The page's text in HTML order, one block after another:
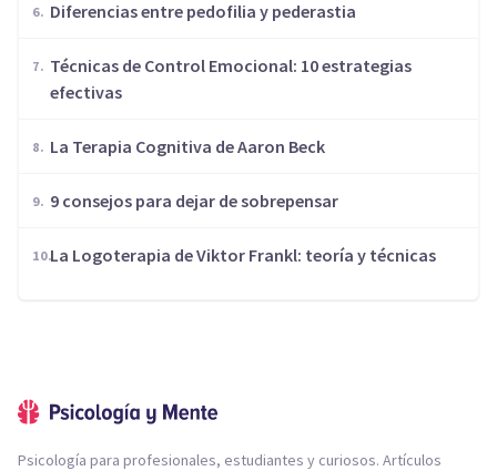
Diferencias entre pedofilia y pederastia
Técnicas de Control Emocional: 10 estrategias
efectivas
​La Terapia Cognitiva de Aaron Beck
9 consejos para dejar de sobrepensar
La Logoterapia de Viktor Frankl: teoría y técnicas
Psicología para profesionales, estudiantes y curiosos. Artículos